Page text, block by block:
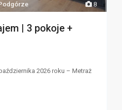
8
| 3 pokoje +
2026 roku – Metraż